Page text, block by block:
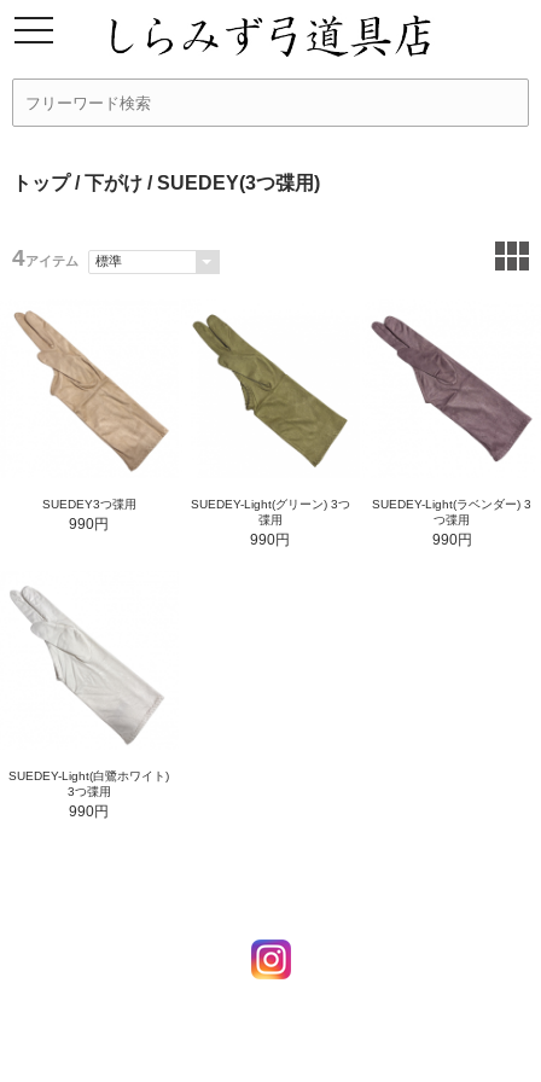
トップ/下がけ / SUEDEY(3つ弽用)
4アイテム
SUEDEY3つ弽用
990円
SUEDEY-Light(グリーン) 3つ
弽用
990円
SUEDEY-Light(ラベンダー) 3
つ弽用
990円
SUEDEY-Light(白鷺ホワイト)
3つ弽用
990円